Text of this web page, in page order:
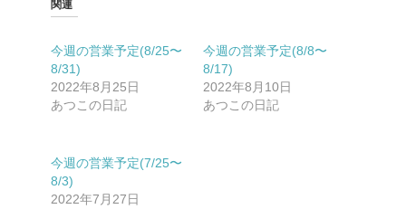
関連
今週の営業予定(8/25〜
8/31)
2022年8月25日
あつこの日記
今週の営業予定(8/8〜
8/17)
2022年8月10日
あつこの日記
今週の営業予定(7/25〜
8/3)
2022年7月27日